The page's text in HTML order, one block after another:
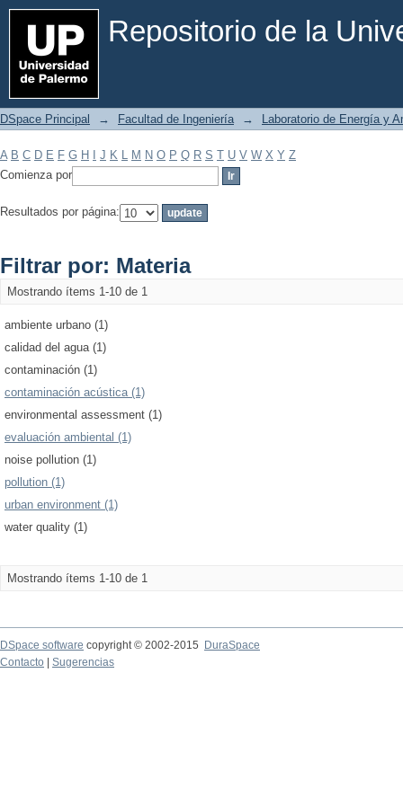
Repositorio de la
Filtrar por: Materia
DSpace Principal → Facultad de Ingeniería → Laboratorio de Energía y
A B C D E F G H J K L M N O P Q R S T U V W X Y Z
Comienza por
Resultados por página:
Filtrar por: Materia
Mostrando ítems 1-10 de 1
ambiente urbano (1)
calidad del agua (1)
contaminación (1)
contaminación acústica (1)
environmental assessment (1)
evaluación ambiental (1)
noise pollution (1)
pollution (1)
urban environment (1)
water quality (1)
Mostrando ítems 1-10 de 1
DSpace software copyright © 2002-2015
DuraSpace
Contacto
Sugerencias